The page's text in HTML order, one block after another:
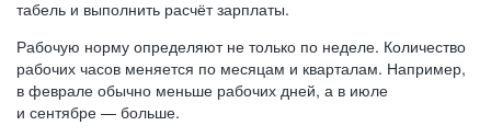
табель и выполнить расчёт зарплаты.
Рабочую норму определяют не только по неделе. Количество
рабочих часов меняется по месяцам и кварталам. Например,
в феврале обычно меньше рабочих дней, а в июле
и сентябре — больше.